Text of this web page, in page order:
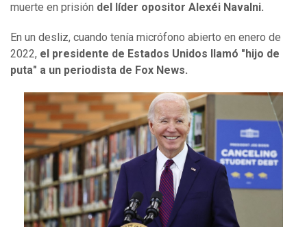
muerte en prisión del líder opositor Alexéi Navalni.
En un desliz, cuando tenía micrófono abierto en enero de
2022, el presidente de Estados Unidos llamó "hijo de
puta" a un periodista de Fox News.